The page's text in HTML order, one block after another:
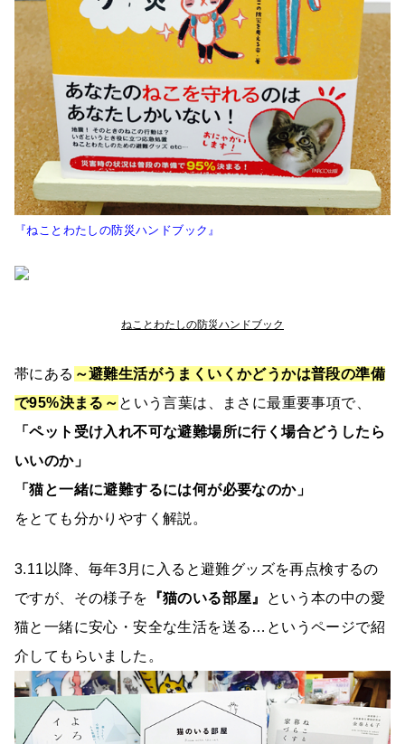
『ねことわたしの防災ハンドブック』
ねことわたしの防災ハンドブック
帯にある ～避難生活がうまくいくかどうかは普段の準備
で95%決まる～ という言葉は、まさに最重要事項で、
「ペット受け入れ不可な避難場所に行く場合どうしたら
いいのか」
「猫と一緒に避難するには何が必要なのか」
をとても分かりやすく解説。
3.11以降、毎年3月に入ると避難グッズを再点検するの
ですが、その様子を 『猫のいる部屋』
という本の中の愛
猫と一緒に安心・安全な生活を送る…というページで紹
介してもらいました。